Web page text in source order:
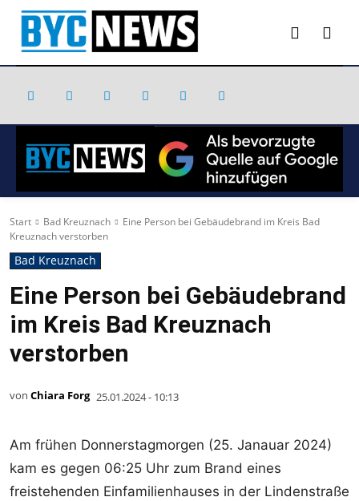
Start Bad Kreuznach
Eine Person bei Gebäudebrand im Kreis Bad
Kreuznach verstorben
Bad Kreuznach
Eine Person bei Gebäudebrand
im Kreis Bad Kreuznach
verstorben
von Chiara Forg 25.01.2024 - 10:13
Am frühen Donnerstagmorgen (25. Janauar 2024)
kam es gegen 06:25 Uhr zum Brand eines
freistehenden Einfamilienhauses in der Lindenstraße